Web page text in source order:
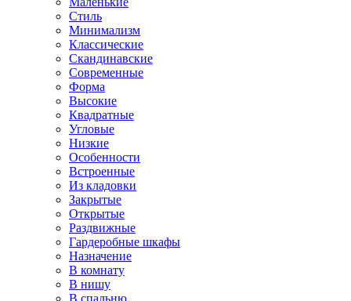
Стиль
Минимализм
Классические
Скандинавские
Современные
Форма
Высокие
Квадратные
Угловые
Низкие
Особенности
Встроенные
Из кладовки
Закрытые
Открытые
Раздвижные
Гардеробные шкафы
Назначение
В комнату
В нишу
В спальню